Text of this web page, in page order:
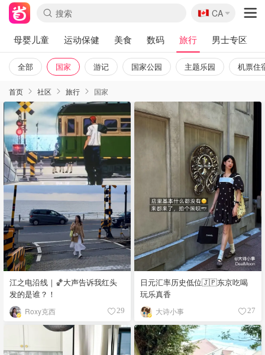
🇨🇦
CA
母婴儿童 运动保健 美食 数码 旅行 男士专区
全部 国家 游记 国家公园 主题乐园 机票住
首页 社区 旅行 国家
江之电沿线｜🏀大声告诉我红头
发的是谁？！
Roxy克西 29
日元汇率历史低位🇯🇵东京吃喝
玩乐真香
大诗小事 27